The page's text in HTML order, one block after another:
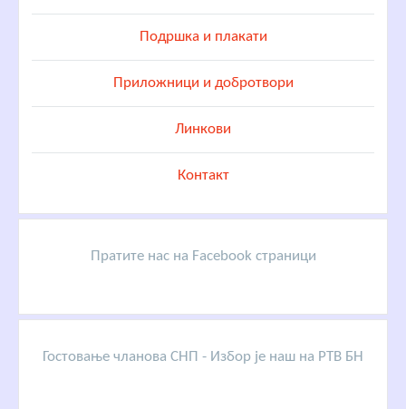
Подршка и плакати
Приложници и добротвори
Линкови
Контакт
Пратите нас на Facebook страници
Гостовање чланова СНП - Избор је наш на РТВ БН